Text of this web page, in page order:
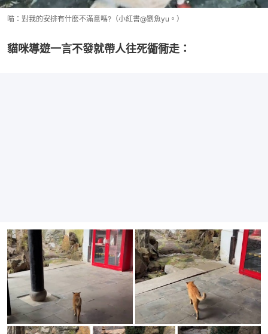
喵：對我的安排有什麼不滿意嗎?（小紅書@劉魚yu。）
貓咪導遊一言不發就帶人往死衚衕走：